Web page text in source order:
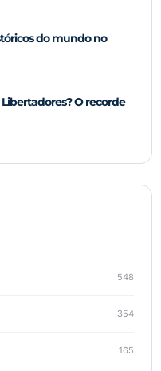
do mundo no
O recorde
548
354
165